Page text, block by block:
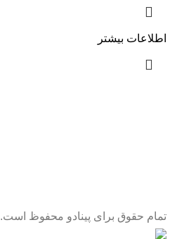
اطلاعات بیشتر
تمام حقوق برای پینادو محفوظ است.